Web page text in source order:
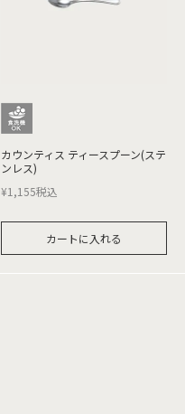
カウンティス ティースプーン(ステ
ンレス)
¥1,155税込
カートに入れる